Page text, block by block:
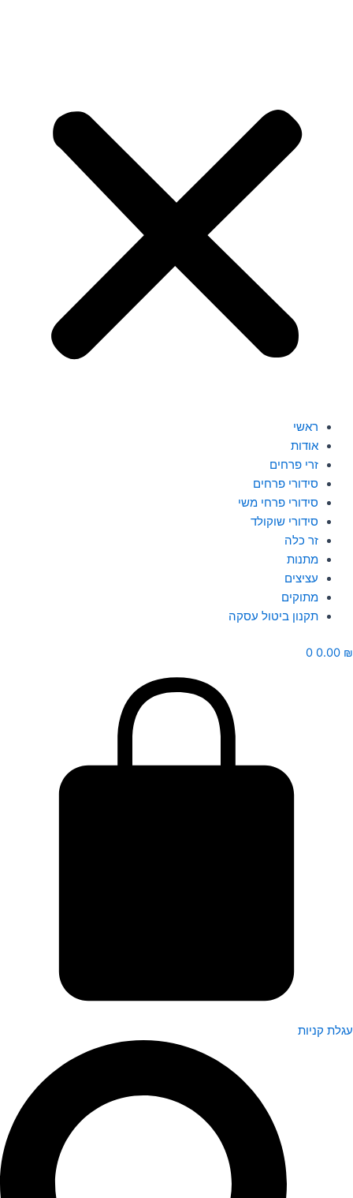
ראשי
אודות
זרי פרחים
סידורי פרחים
סידורי פרחי משי
סידורי שוקולד
זר כלה
מתנות
עציצים
מתוקים
תקנון ביטול עסקה
0.00 ₪
0
עגלת קניות